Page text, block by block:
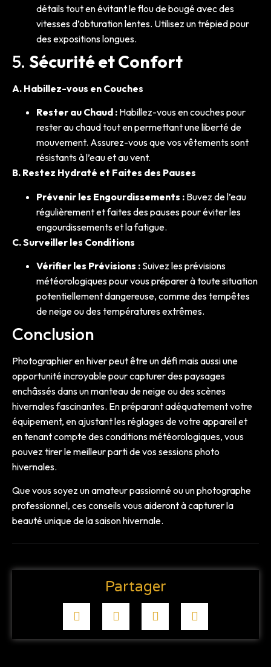
détails tout en évitant le flou de bougé avec des
vitesses d’obturation lentes. Utilisez un trépied pour
des expositions longues.
5. Sécurité et Confort
A. Habillez-vous en Couches
Rester au Chaud : Habillez-vous en couches pour
rester au chaud tout en permettant une liberté de
mouvement. Assurez-vous que vos vêtements sont
résistants à l’eau et au vent.
B. Restez Hydraté et Faites des Pauses
Prévenir les Engourdissements : Buvez de l’eau
régulièrement et faites des pauses pour éviter les
engourdissements et la fatigue.
C. Surveiller les Conditions
Vérifier les Prévisions : Suivez les prévisions
météorologiques pour vous préparer à toute situation
potentiellement dangereuse, comme des tempêtes
de neige ou des températures extrêmes.
Conclusion
Photographier en hiver peut être un défi mais aussi une
opportunité incroyable pour capturer des paysages
enchâssés dans un manteau de neige ou des scènes
hivernales fascinantes. En préparant adéquatement votre
équipement, en ajustant les réglages de votre appareil et
en tenant compte des conditions météorologiques, vous
pouvez tirer le meilleur parti de vos sessions photo
hivernales.
Que vous soyez un amateur passionné ou un photographe
professionnel, ces conseils vous aideront à capturer la
beauté unique de la saison hivernale.
Partager